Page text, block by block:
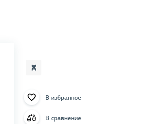
В избранное
В сравнение